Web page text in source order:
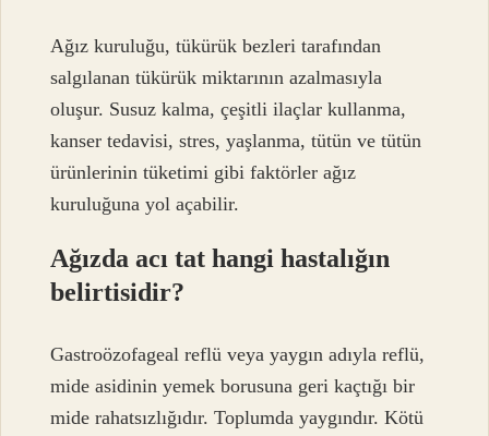
Ağız kuruluğu, tükürük bezleri tarafından
salgılanan tükürük miktarının azalmasıyla
oluşur. Susuz kalma, çeşitli ilaçlar kullanma,
kanser tedavisi, stres, yaşlanma, tütün ve tütün
ürünlerinin tüketimi gibi faktörler ağız
kuruluğuna yol açabilir.
Ağızda acı tat hangi hastalığın
belirtisidir?
Gastroözofageal reflü veya yaygın adıyla reflü,
mide asidinin yemek borusuna geri kaçtığı bir
mide rahatsızlığıdır. Toplumda yaygındır. Kötü